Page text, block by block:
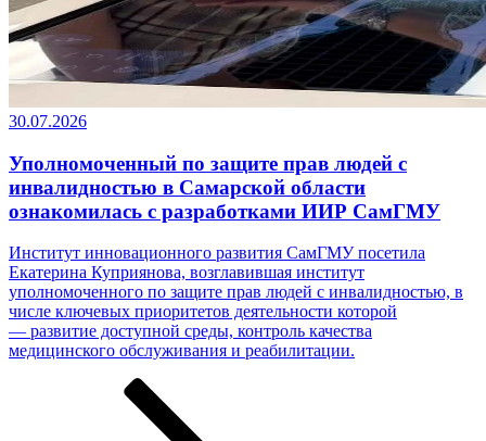
30.07.2026
Уполномоченный по защите прав людей с
инвалидностью в Самарской области
ознакомилась с разработками ИИР СамГМУ
Институт инновационного развития СамГМУ посетила
Екатерина Куприянова, возглавившая институт
уполномоченного по защите прав людей с инвалидностью, в
числе ключевых приоритетов деятельности которой
— развитие доступной среды, контроль качества
медицинского обслуживания и реабилитации.